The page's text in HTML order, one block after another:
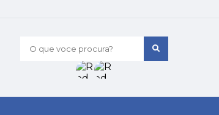
O que voce procura?